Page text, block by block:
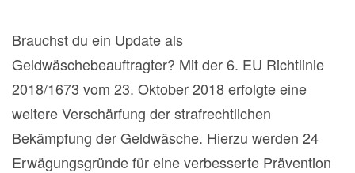
Brauchst du ein Update als
Geldwäschebeauftragter? Mit der 6. EU Richtlinie
2018/1673 vom 23. Oktober 2018 erfolgte eine
weitere Verschärfung der strafrechtlichen
Bekämpfung der Geldwäsche. Hierzu werden 24
Erwägungsgründe für eine verbesserte Prävention